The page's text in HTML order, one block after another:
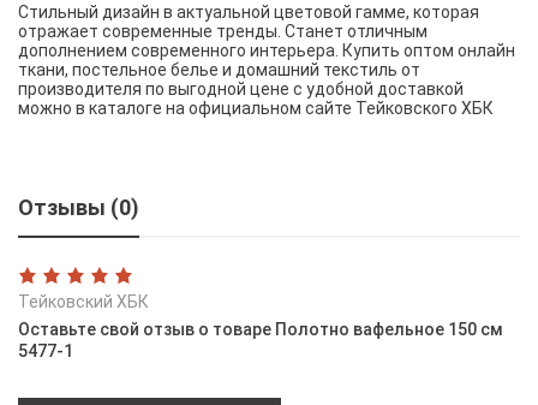
Стильный дизайн в актуальной цветовой гамме, которая
отражает современные тренды. Станет отличным
дополнением современного интерьера. Купить оптом онлайн
ткани, постельное белье и домашний текстиль от
производителя по выгодной цене с удобной доставкой
можно в каталоге на официальном сайте Тейковского ХБК
Отзывы (0)
Тейковский ХБК
Оставьте свой отзыв о товаре Полотно вафельное 150 см
5477-1